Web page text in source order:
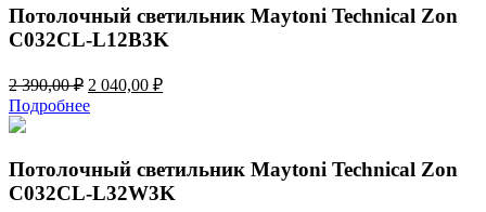
710,00 ₽.
Потолочный светильник Maytoni Technical Zon
C032CL-L12B3K
2 390,00₽ Первоначальная
цена
составляла
390,00 ₽.
2 040,00 ₽Текущая
Подробнее
Потолочный светильник Maytoni Technical Zon
C032CL-L32W3K